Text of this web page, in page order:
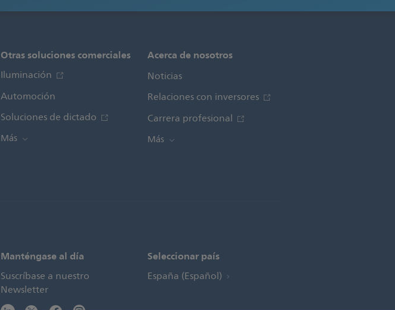
Otras soluciones comerciales
Iluminación
Automoción
Soluciones de dictado
Más
Acerca de nosotros
Noticias
Relaciones con inversores
Carrera profesional
Más
Manténgase al día
Suscríbase a nuestro
Newsletter
Seleccionar país
España (Español)